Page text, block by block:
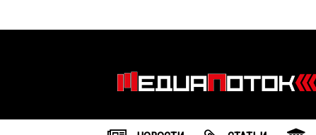
агентство
"МедиаПоток"